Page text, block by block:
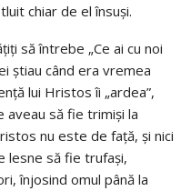
chiar de el însuși.
să întrebe „Ce ai cu noi
ştiau când era vremea
lui Hristos îi „ardea”,
aveau să fie trimişi la
nu este de faţă, şi nici
lesne să fie trufaşi,
înjosind omul până la